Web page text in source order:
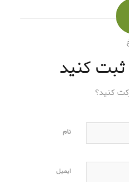
ثبت کنید
کنید؟
نام
ایمیل